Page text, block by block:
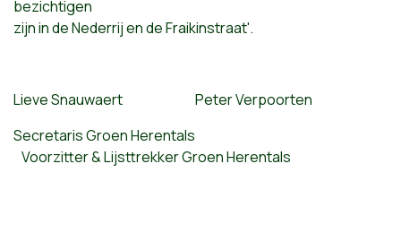
bezichtigen
zijn in de Nederrij en de Fraikinstraat'.
Lieve Snauwaert Peter Verpoorten
Secretaris Groen Herentals
Voorzitter & Lijsttrekker Groen Herentals